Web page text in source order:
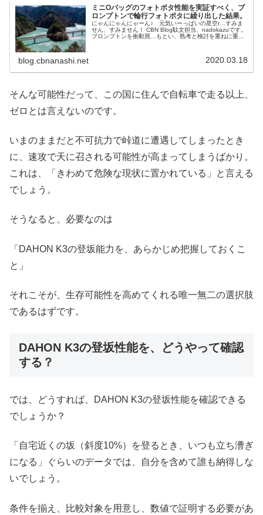
ミニOバッグのフォトポタ性能を実証すべく、ブ
ロンプトンで輪行フォトポタに繰り出した結果。
にゃんにゃんにゃーん♪ 元気いーっぱいの星空r…すみま
せん、すみません！ CBN Blog駄文担当、nadokazuです。
ブロンプトンを衝動買…もとい、熟考と検討を重ねに重ね
blog.cbnanashi.net 2020.03.18
そんな可能性だって、この国に住んで自転車で走る以上、
ゼロとは言えないのです。
いまのままだと不可抗力で峠道に遭遇してしまったとき
に、速攻で天に召される可能性が高まってしまうばかり。
これは、「きわめて危険な現状に置かれている」と言える
でしょう。
そうなると、必要なのは
「DAHON K3の登坂能力を、あらかじめ把握しておくこ
と」
それこそが、生存可能性を高めてくれる唯一無二の選択肢
であるはずです。
DAHON K3の登坂性能を、どうやって確認
する？
では、どうすれば、DAHON K3の登坂性能を確認できる
でしょうか？
「自宅近くの坂（斜度10%）を登るとき、いつも立ち漕ぎ
になる」ぐらいのデータでは、自分を含めて誰も納得しな
いでしょう。
条件を揃え、比較対象を用意し、数値で証明する必要があ